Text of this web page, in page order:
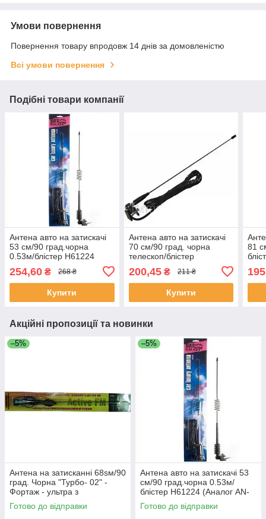
Умови повернення
Повернення товару впродовж 14 днів за домовленістю
Всі умови повернення
Подібні товари компанії
Антена авто на затискачі
53 см/90 град.чорна
0.53м/блістер Н61224
пач)
254,60 ₴ 268 ₴
Купити
Антена авто на затискачі
70 см/90 град. чорна
телескоп/блістер
200,45₴ 211 ₴
Купити
81
Акційні пропозиції та новинки
–5%
Антена на затисканні 68sм/90
град. Чорна "Турбо- 02" -
Фортаж - ультра з
підсилювачем - тонка
Готово до відправки
–5%
Антена авто на затискачі 53
см/90 град.чорна 0.53м/
блістер Н61224 (Аналог AN-
124) (24шт/пач)
Готово до відправки